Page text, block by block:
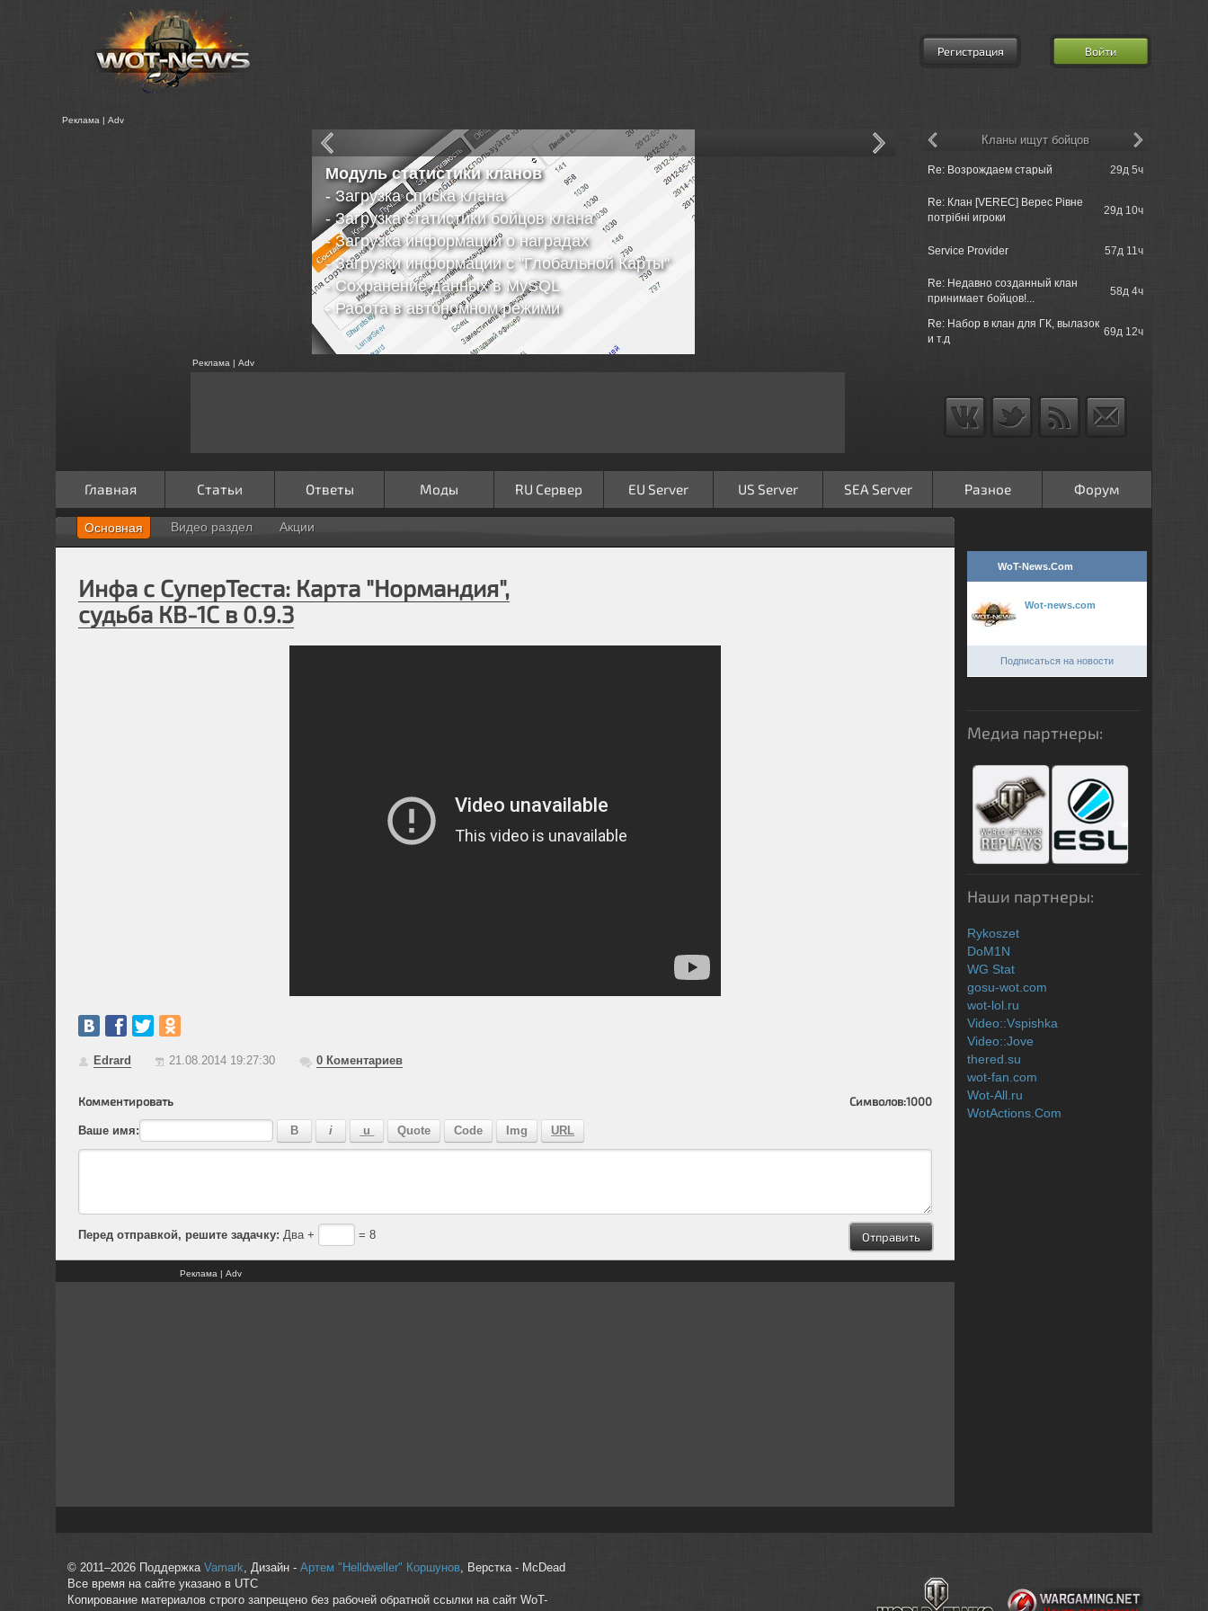
Регистрация Войти
Реклама | Adv
Модуль статистики кланов
- Загрузка списка клана
- Загрузка статистики бойцов клана
- Загрузка информации о наградах
- Загрузки информации с "Глобальной Карты"
- Сохранение данных в MySQL
- Работа в автономном режими
Re: Возрождаем старый 29д 5ч
Re: Клан [VEREC] Верес Рівне
потрібні игроки
29д 10ч
Service Provider 57д 11ч
Re: Недавно созданный клан
принимает бойцов!...
58д 4ч
Re: Набор в клан для ГК, вылазок
и т.д
69д 12ч
Кланы ищут бойцов
Реклама | Adv
Главная Статьи Ответы Моды RU Сервер EU Server US Server SEA Server Разное Форум
Основная Видео раздел Акции
Инфа с СуперТеста: Карта "Нормандия",
судьба КВ-1С в 0.9.3
Edrard 21.08.2014 19:27:30 0Коментариев
Комментировать Символов:1000
Ваше имя:
Перед отправкой, решите задачку: Два + = 8
Реклама | Adv
WoT-News.Com
Wot-news.com
Подписаться на новости
Медиа партнеры:
Наши партнеры:
Rykoszet
DoM1N
WG Stat
gosu-wot.com
wot-lol.ru
Video::Vspishka
Video::Jove
thered.su
wot-fan.com
Wot-All.ru
WotActions.Com
© 2011–2026 Поддержка Vamark , Дизайн - Артем "Helldweller" Коршунов, Верстка - McDead
Все время на сайте указано в UTC
Копирование материалов строго запрещено без рабочей обратной ссылки на сайт WoT-